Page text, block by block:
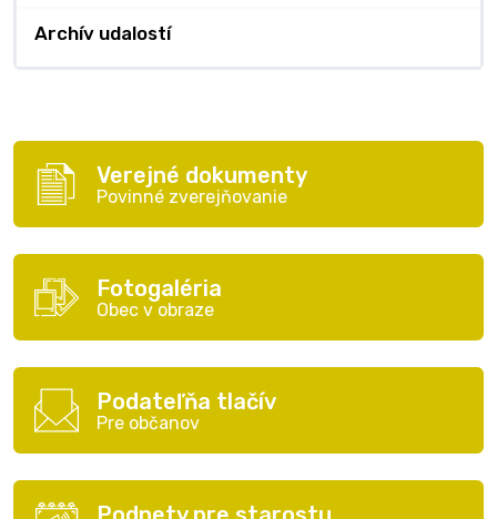
Archív udalostí
Verejné dokumenty
Povinné zverejňovanie
Fotogaléria
Obec v obraze
Podateľňa tlačív
Pre občanov